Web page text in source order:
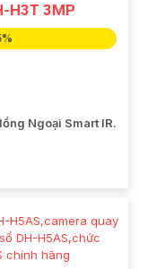
H3T 3MP
Ngoại Smart IR.